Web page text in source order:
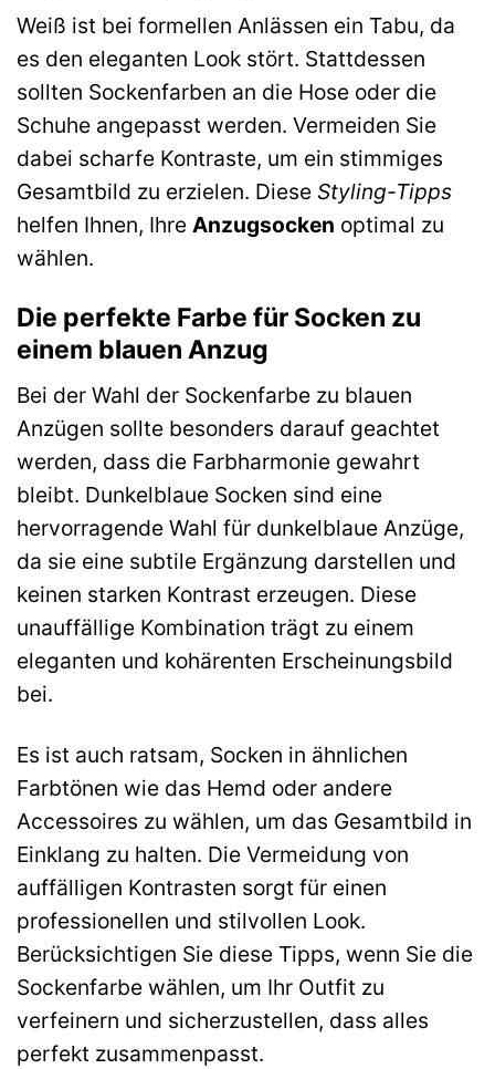
Weiß ist bei formellen Anlässen ein Tabu, da
es den eleganten Look stört. Stattdessen
sollten Sockenfarben an die Hose oder die
Schuhe angepasst werden. Vermeiden Sie
dabei scharfe Kontraste, um ein stimmiges
Gesamtbild zu erzielen. Diese Styling-Tipps
helfen Ihnen, Ihre Anzugsocken optimal zu
wählen.
Die perfekte Farbe für Socken zu
einem blauen Anzug
Bei der Wahl der Sockenfarbe zu blauen
Anzügen sollte besonders darauf geachtet
werden, dass die Farbharmonie gewahrt
bleibt. Dunkelblaue Socken sind eine
hervorragende Wahl für dunkelblaue Anzüge,
da sie eine subtile Ergänzung darstellen und
keinen starken Kontrast erzeugen. Diese
unauffällige Kombination trägt zu einem
eleganten und kohärenten Erscheinungsbild
bei.
Es ist auch ratsam, Socken in ähnlichen
Farbtönen wie das Hemd oder andere
Accessoires zu wählen, um das Gesamtbild in
Einklang zu halten. Die Vermeidung von
auffälligen Kontrasten sorgt für einen
professionellen und stilvollen Look.
Berücksichtigen Sie diese Tipps, wenn Sie die
Sockenfarbe wählen, um Ihr Outfit zu
verfeinern und sicherzustellen, dass alles
perfekt zusammenpasst.